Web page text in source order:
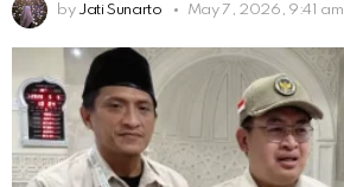
by Jati Sunarto May 7, 2026, 9:41 am